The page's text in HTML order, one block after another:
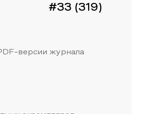
#33 (319)
версии журнала